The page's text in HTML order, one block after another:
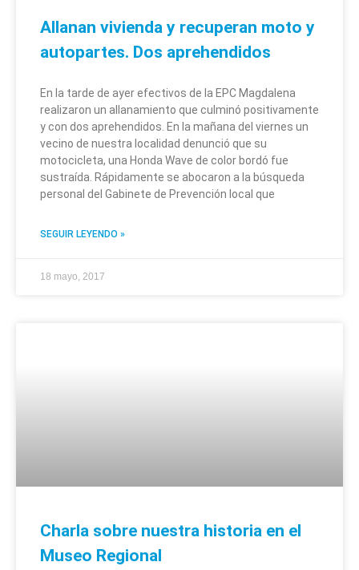
Allanan vivienda y recuperan moto y
autopartes. Dos aprehendidos
En la tarde de ayer efectivos de la EPC Magdalena
realizaron un allanamiento que culminó positivamente
y con dos aprehendidos. En la mañana del viernes un
vecino de nuestra localidad denunció que su
motocicleta, una Honda Wave de color bordó fue
sustraída. Rápidamente se abocaron a la búsqueda
personal del Gabinete de Prevención local que
SEGUIR LEYENDO »
18 mayo, 2017
Charla sobre nuestra historia en el
Museo Regional